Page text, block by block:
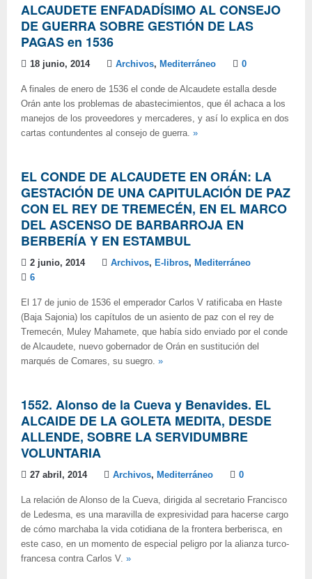
ALCAUDETE ENFADADÍSIMO AL CONSEJO
DE GUERRA SOBRE GESTIÓN DE LAS
PAGAS en 1536
18 junio, 2014 Archivos, Mediterráneo 0
A finales de enero de 1536 el conde de Alcaudete estalla desde
Orán ante los problemas de abastecimientos, que él achaca a los
manejos de los proveedores y mercaderes, y así lo explica en dos
cartas contundentes al consejo de guerra. »
EL CONDE DE ALCAUDETE EN ORÁN: LA
GESTACIÓN DE UNA CAPITULACIÓN DE PAZ
CON EL REY DE TREMECÉN, EN EL MARCO
DEL ASCENSO DE BARBARROJA EN
BERBERÍA Y EN ESTAMBUL
2 junio, 2014 Archivos, E-libros, Mediterráneo
6
El 17 de junio de 1536 el emperador Carlos V ratificaba en Haste
(Baja Sajonia) los capítulos de un asiento de paz con el rey de
Tremecén, Muley Mahamete, que había sido enviado por el conde
de Alcaudete, nuevo gobernador de Orán en sustitución del
marqués de Comares, su suegro. »
1552. Alonso de la Cueva y Benavides. EL
ALCAIDE DE LA GOLETA MEDITA, DESDE
ALLENDE, SOBRE LA SERVIDUMBRE
VOLUNTARIA
27 abril, 2014 Archivos, Mediterráneo 0
La relación de Alonso de la Cueva, dirigida al secretario Francisco
de Ledesma, es una maravilla de expresividad para hacerse cargo
de cómo marchaba la vida cotidiana de la frontera berberisca, en
este caso, en un momento de especial peligro por la alianza turco-
francesa contra Carlos V. »